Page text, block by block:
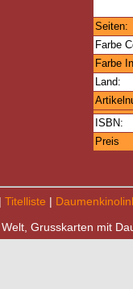
Seiten:
Farbe
Farbe
Land:
ISBN:
Preis
Titelliste |
Grusskarten mit